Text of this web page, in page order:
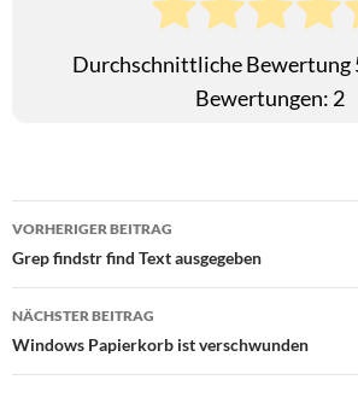
Durchschnittliche Bewertung
Bewertungen: 2
Beitragsnavigation
VORHERIGER BEITRAG
Grep findstr find Text ausgegeben
NÄCHSTER BEITRAG
Windows Papierkorb ist verschwunden